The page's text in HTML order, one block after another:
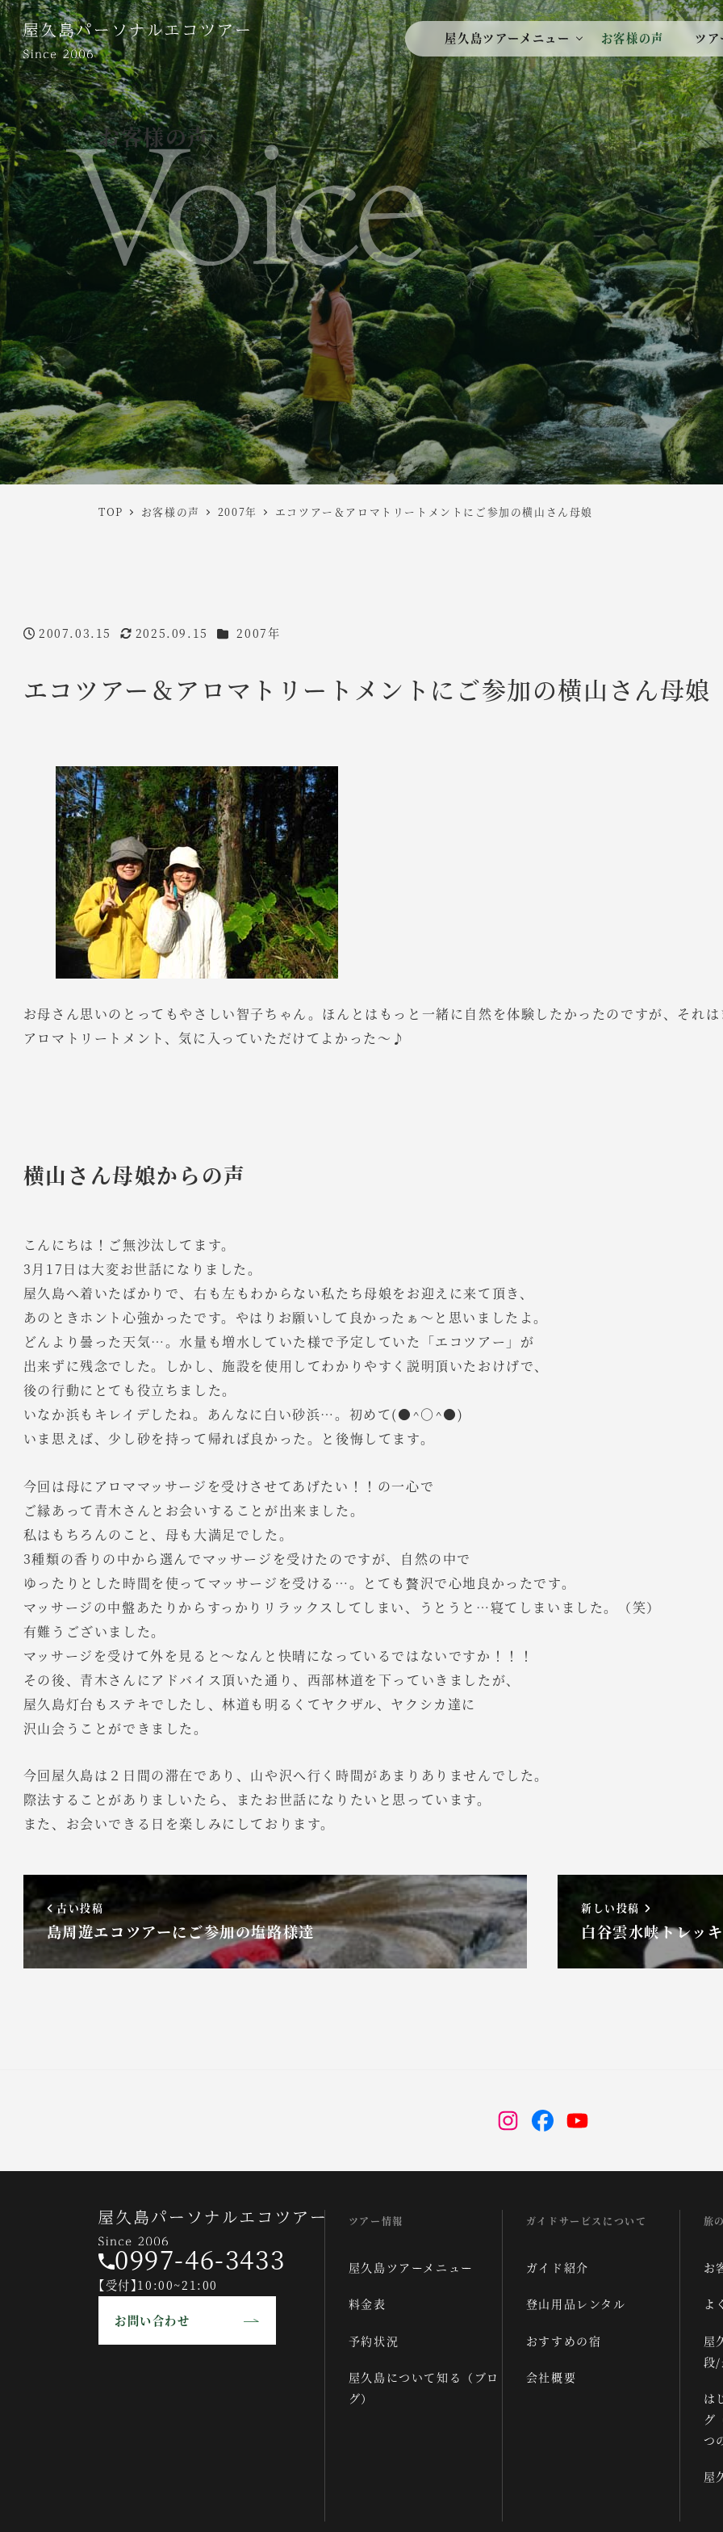
屋久島ツアーメニュー お客様の声 ツ
お客様の声
TOP お客様の声 2007年 エコツアー＆アロマトリートメントにご参加の横山さん母娘
エコツアー＆アロマトリートメントにご参加の横山さん母娘
投稿日
2007.03.15
更新日
2025.09.15 年度2007年
お母さん思いのとってもやさしい智子ちゃん。ほんとはもっと一緒に自然を体験したかったのですが、それ
アロマトリートメント、気に入っていただけてよかった～♪
横山さん母娘からの声
こんにちは！ご無沙汰してます。
3月17日は大変お世話になりました。
屋久島へ着いたばかりで、右も左もわからない私たち母娘をお迎えに来て頂き、
あのときホント心強かったです。やはりお願いして良かったぁ～と思いましたよ。
どんより曇った天気…。水量も増水していた様で予定していた「エコツアー」が
出来ずに残念でした。しかし、施設を使用してわかりやすく説明頂いたおけげで、
後の行動にとても役立ちました。
いなか浜もキレイデしたね。あんなに白い砂浜…。初めて(●^○^●)
いま思えば、少し砂を持って帰れば良かった。と後悔してます。
今回は母にアロママッサージを受けさせてあげたい！！の一心で
ご縁あって青木さんとお会いすることが出来ました。
私はもちろんのこと、母も大満足でした。
3種類の香りの中から選んでマッサージを受けたのですが、自然の中で
ゆったりとした時間を使ってマッサージを受ける…。とても贅沢で心地良かったです。
マッサージの中盤あたりからすっかりリラックスしてしまい、うとうと…寝てしまいました。（笑）
有難うございました。
マッサージを受けて外を見ると～なんと快晴になっているではないですか！！！
その後、青木さんにアドバイス頂いた通り、西部林道を下っていきましたが、
屋久島灯台もステキでしたし、林道も明るくてヤクザル、ヤクシカ達に
沢山会うことができました。
今回屋久島は２日間の滞在であり、山や沢へ行く時間があまりありませんでした。
際法することがありましいたら、またお世話になりたいと思っています。
また、お会いできる日を楽しみにしております。
古い投稿
島周遊エコツアーにご参加の塩路様達
新しい投稿
白谷雲水峡トレッ
Instagram
facebookyoutube
0997-46-3433
【受付】10:00~21:00
お問い合わせ
ツアー情報
屋久島ツアーメニュー
料金表
予約状況
屋久島について知る（ブロ
グ）
ガイドサービスについて
ガイド紹介
登山用品レンタル
おすすめの宿
会社概要
旅
お
よ
屋
段/
は
グ
つ
屋